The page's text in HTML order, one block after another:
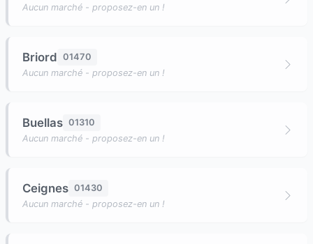
Aucun marché - proposez-en un !
Briord 01470
Aucun marché - proposez-en un !
Buellas 01310
Aucun marché - proposez-en un !
Ceignes 01430
Aucun marché - proposez-en un !